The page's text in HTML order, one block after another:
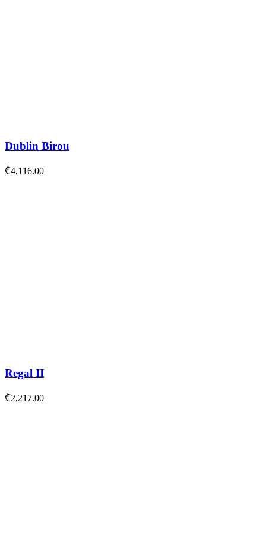
Dublin Birou
₾4,116.00
Regal II
₾2,217.00